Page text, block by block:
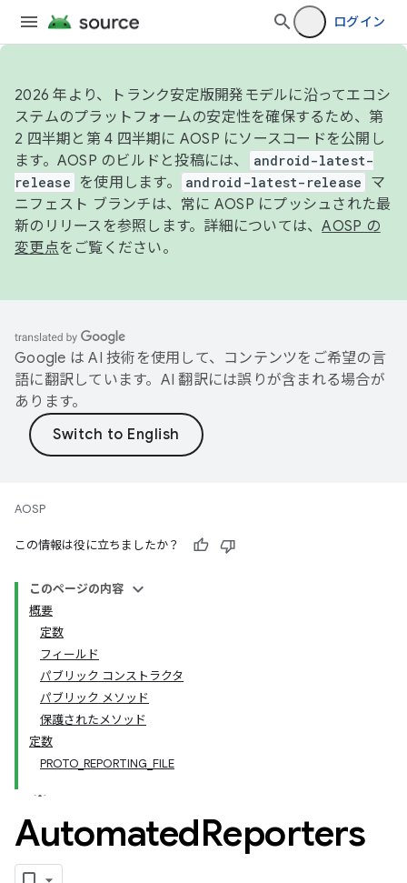
ログイン
2026 年より、トランク安定版開発モデルに沿ってエコシ
ステムのプラットフォームの安定性を確保するため、第
2 四半期と第 4 四半期に AOSP にソースコードを公開し
ます。AOSP のビルドと投稿には、
android-latest-
release
を使用します。 android-latest-release
マ
ニフェスト ブランチは、常に AOSP にプッシュされた最
新のリリースを参照します。詳細については、AOSP の
変更点をご覧ください。
Google は AI 技術を使用して、コンテンツをご希望の言
語に翻訳しています。AI 翻訳には誤りが含まれる場合が
あります。
AOSP
この情報は役に立ちましたか？
このページの内容
概要
定数
フィールド
パブリック コンストラクタ
パブリック メソッド
保護されたメソッド
定数
PROTO_REPORTING_FILE
AutomatedReporters